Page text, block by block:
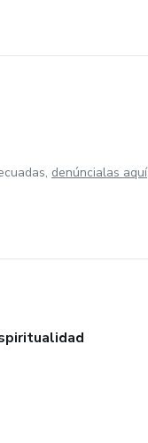
denúncialas aquí